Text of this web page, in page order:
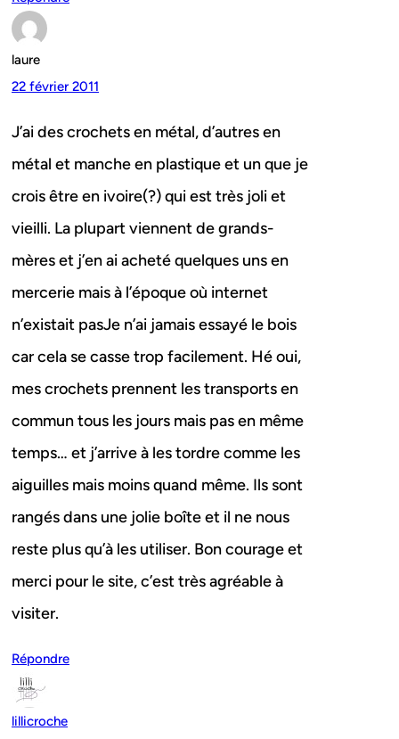
laure
22 février 2011
J’ai des crochets en métal, d’autres en
métal et manche en plastique et un que je
crois être en ivoire(?) qui est très joli et
vieilli. La plupart viennent de grands-
mères et j’en ai acheté quelques uns en
mercerie mais à l’époque où internet
n’existait pasJe n’ai jamais essayé le bois
car cela se casse trop facilement. Hé oui,
mes crochets prennent les transports en
commun tous les jours mais pas en même
temps… et j’arrive à les tordre comme les
aiguilles mais moins quand même. Ils sont
rangés dans une jolie boîte et il ne nous
reste plus qu’à les utiliser. Bon courage et
merci pour le site, c’est très agréable à
visiter.
Répondre
lillicroche